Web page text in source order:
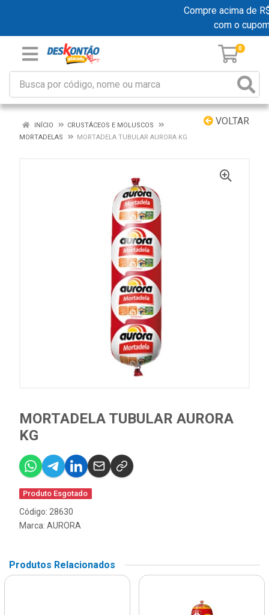
Compre acima de
com o
0
VOLTAR
INÍCIO
CRUSTÁCEOS E MOLUSCOS
MORTADELAS
MORTADELA TUBULAR AURORA KG
MORTADELA TUBULAR AURORA
KG
Produto Esgotado
Código: 28630
Marca: AURORA
Produtos Relacionados